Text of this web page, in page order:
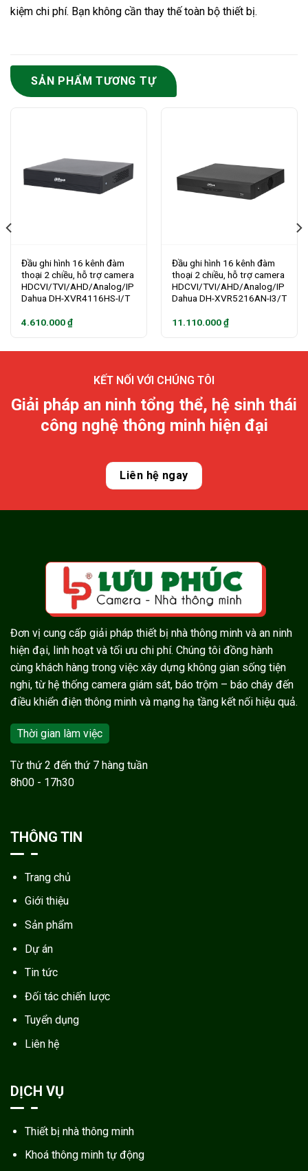
kiệm chi phí. Bạn không cần thay thế toàn bộ thiết bị.
SẢN PHẨM TƯƠNG TỰ
Đầu ghi hình 16 kênh đàm
thoại 2 chiều, hỗ trợ camera
HDCVI/TVI/AHD/Analog/IP
Dahua DH-XVR4116HS-I/T
4.610.000₫
Đầu ghi hình 16 kênh đàm
thoại 2 chiều, hỗ trợ camera
HDCVI/TVI/AHD/Analog/IP
Dahua DH-XVR5216AN-I3/T
11.110.000₫
KẾT NỐI VỚI CHÚNG TÔI
Giải pháp an ninh tổng thể, hệ sinh thái
công nghệ thông minh hiện đại
Liên hệ ngay
Đơn vị cung cấp giải pháp thiết bị nhà thông minh và an ninh
hiện đại, linh hoạt và tối ưu chi phí. Chúng tôi đồng hành
cùng khách hàng trong việc xây dựng không gian sống tiện
nghi, từ hệ thống camera giám sát, báo trộm – báo cháy đến
điều khiển điện thông minh và mạng hạ tầng kết nối hiệu quả.
Thời gian làm việc
Từ thứ 2 đến thứ 7 hàng tuần
8h00 - 17h30
THÔNG TIN
Trang chủ
Giới thiệu
Sản phẩm
Dự án
Tin tức
Đối tác chiến lược
Tuyển dụng
Liên hệ
DỊCH VỤ
Thiết bị nhà thông minh
Khoá thông minh tự động